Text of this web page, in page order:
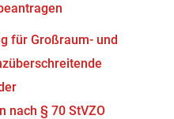
für Großraum- und
nach § 70 StVZO